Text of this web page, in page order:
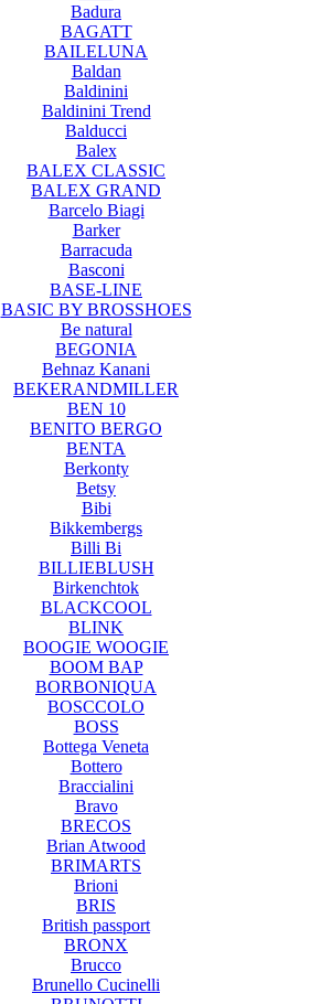
Badura
BAGATT
BAILELUNA
Baldan
Baldinini
Baldinini Trend
Balducci
Balex
BALEX CLASSIC
BALEX GRAND
Barcelo Biagi
Barker
Barracuda
Basconi
BASE-LINE
BASIC BY BROSSHOES
Be natural
BEGONIA
Behnaz Kanani
BEKERANDMILLER
BEN 10
BENITO BERGO
BENTA
Berkonty
Betsy
Bibi
Bikkembergs
Billi Bi
BILLIEBLUSH
Birkenchtok
BLACKCOOL
BLINK
BOOGIE WOOGIE
BOOM BAP
BORBONIQUA
BOSCCOLO
BOSS
Bottega Veneta
Bottero
Braccialini
Bravo
BRECOS
Brian Atwood
BRIMARTS
Brioni
BRIS
British passport
BRONX
Brucco
Brunello Cucinelli